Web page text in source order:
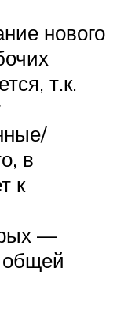
нового
т.к.
в
к
—
общей